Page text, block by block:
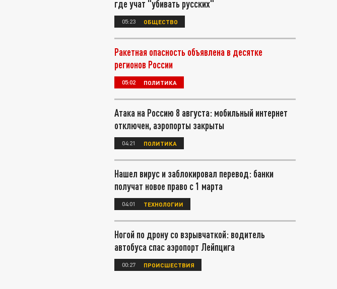
где учат "убивать русских"
05:23 ОБЩЕСТВО
Ракетная опасность объявлена в десятке
регионов России
05:02 ПОЛИТИКА
Атака на Россию 8 августа: мобильный интернет
отключен, аэропорты закрыты
04:21 ПОЛИТИКА
Нашел вирус и заблокировал перевод: банки
получат новое право с 1 марта
04:01 ТЕХНОЛОГИИ
Ногой по дрону со взрывчаткой: водитель
автобуса спас аэропорт Лейпцига
00:27 ПРОИСШЕСТВИЯ